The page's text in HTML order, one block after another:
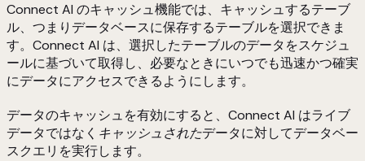
Connect AI のキャッシュ機能では、キャッシュするテーブ
ル、つまりデータベースに保存するテーブルを選択できま
す。Connect AI は、選択したテーブルのデータをスケジュ
ールに基づいて取得し、必要なときにいつでも迅速かつ確実
にデータにアクセスできるようにします。
データのキャッシュを有効にすると、Connect AI はライブ
データではなく キャッシュされたデータに対してデータベー
スクエリを実行します。